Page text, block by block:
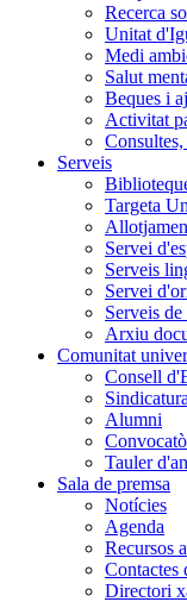
Recerca
Unitat
Medi
Salut
Beques i
Activitat
Serveis
Targeta
Servei
Serveis
Servei
Serveis
Arxiu
Comunitat
Consell
Alumni
Tauler
Sala de premsa
Notícies
Agenda
Recursos
Contactes
Directori